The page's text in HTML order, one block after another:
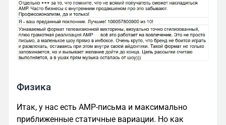
Физика
Итак, у нас есть AMP-письма и максимально
приближенные статичные вариации. Но как